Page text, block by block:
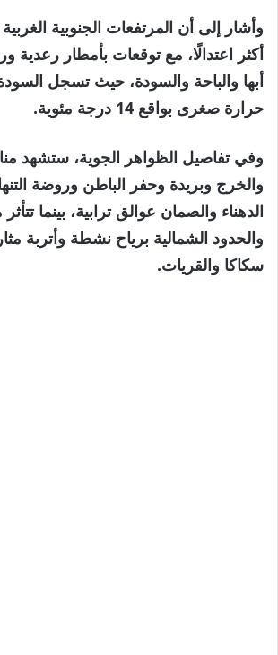
وأشار إلى أن المرتفعات الجنوبية
أكثر اعتدالًا، مع توقعات بأمطار
أبها والباحة والسودة، حيث تسجل
حرارة صغرى بواقع 14 درجة مئوية.
وفي تفاصيل الظواهر الجوية، ستشهد
والخرج وبريدة وحفر الباطن وروضة
الدهناء والصمان عوالق ترابية، بينما
والحدود الشمالية برياح نشطة وأتربة
سكاكا والقريات.